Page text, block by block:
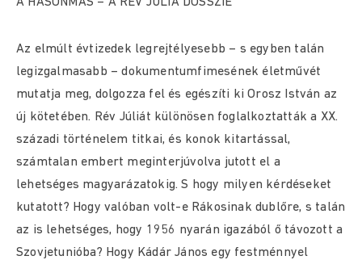
Az elmúlt évtizedek legrejtélyesebb – s egyben talán
legizgalmasabb – dokumentumfimesének életművét
mutatja meg, dolgozza fel és egészíti ki Orosz István az
új kötetében. Rév Júliát különösen foglalkoztatták a XX.
századi történelem titkai, és konok kitartással,
számtalan embert meginterjúvolva jutott el a
lehetséges magyarázatokig. S hogy milyen kérdéseket
kutatott? Hogy valóban volt-e Rákosinak dublőre, s talán
az is lehetséges, hogy 1956 nyarán igazából ő távozott a
Szovjetunióba? Hogy Kádár János egy festménnyel